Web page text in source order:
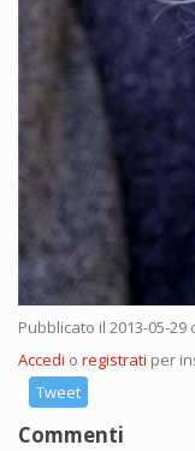
Pubblicato il 2013-05-29
Accedi o registrati per
Tweet
Commenti